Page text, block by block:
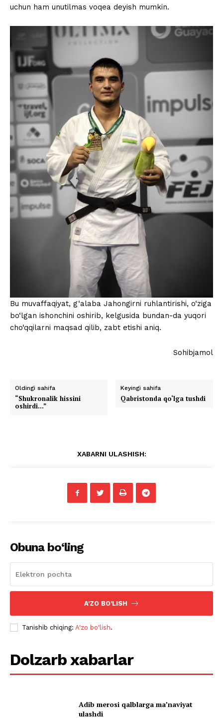
uchun ham unutilmas voqea deyish mumkin.
Bu muvaffaqiyat, g‘alaba Jahongirni ruhlantirishi, o‘ziga
bo‘lgan ishonchini oshirib, kelgusida bundan-da yuqori
cho‘qqilarni maqsad qilib, zabt etishi aniq.
Sohibjamol
Oldingi sahifa
“Shukronalik hissini
oshirdi…”
Keyingi sahifa
Qabristonda qo‘lga tushdi
XABARNI ULASHISH:
Obuna bo‘ling
A'ZO BO'LISH
Tanishib chiqing: A'zo bo'lish.
Dolzarb xabarlar
Adib merosi qalblarga maʼnaviyat
ulashdi